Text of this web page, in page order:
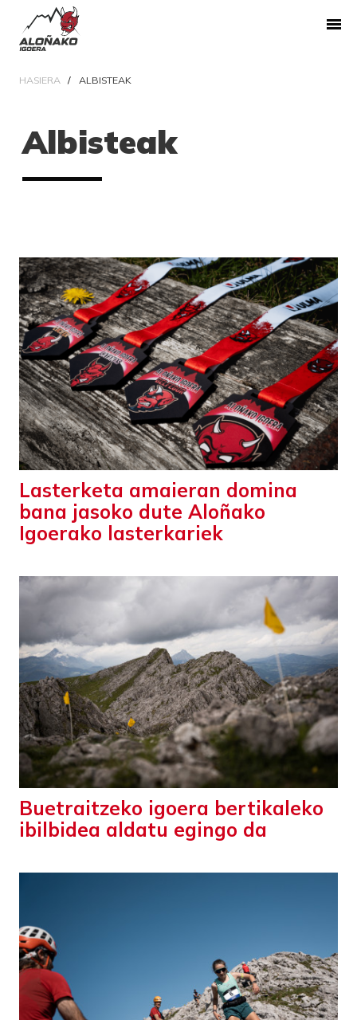
HASIERA ALBISTEAK
Albisteak
Lasterketa amaieran domina
bana jasoko dute Aloñako
Igoerako lasterkariek
Buetraitzeko igoera bertikaleko
ibilbidea aldatu egingo da